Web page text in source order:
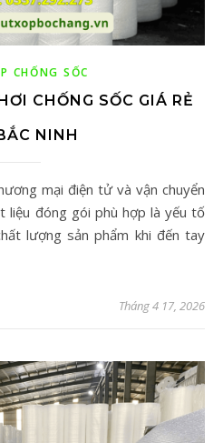
CHỐNG SỐC
CHỐNG SỐC GIÁ RẺ
NINH
liệu đóng gói phù hợp là yếu tố
lượng sản phẩm khi đến tay
Tháng 4 17, 2026